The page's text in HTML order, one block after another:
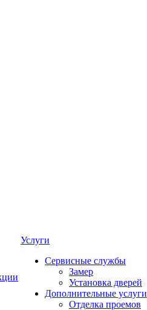
Услуги
Сервисные службы
Замер
Установка дверей
Дополнительные услуги
Отделка проемов